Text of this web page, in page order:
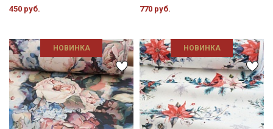
450 руб. 770 руб.
НОВИНКА НОВИНКА